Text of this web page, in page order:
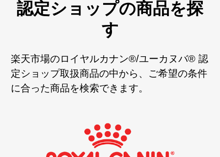
認定ショップの商品を探
す
楽天市場のロイヤルカナン®/ユーカヌバ® 認
定ショップ取扱商品の中から、ご希望の条件
に合った商品を検索できます。